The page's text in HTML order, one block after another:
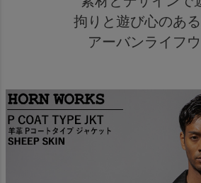
拘りと遊び心のあ
アーバンライフ